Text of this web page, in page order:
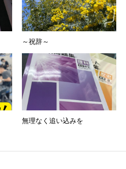
～祝辞～
無理なく追い込みを